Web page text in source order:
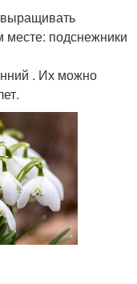
месте: подснежники
. Их можно